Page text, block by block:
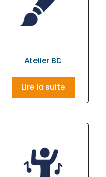
Atelier BD
Lire la suite